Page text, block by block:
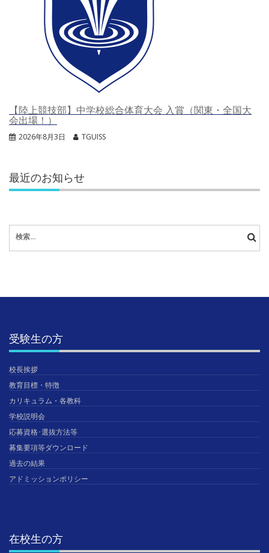
【陸上競技部】中学校総合体育大会 入賞（関東・全国大
会出場！）
2026年8月3日 TGUISS
最近のお知らせ
索:
受験生の方
校長挨拶
教育目標・特徴
カリキュラム・各教科
学校説明会
応募資格･選抜方法等
募集要項等ダウンロード
過去の結果
アドミッションポリシー
在校生の方